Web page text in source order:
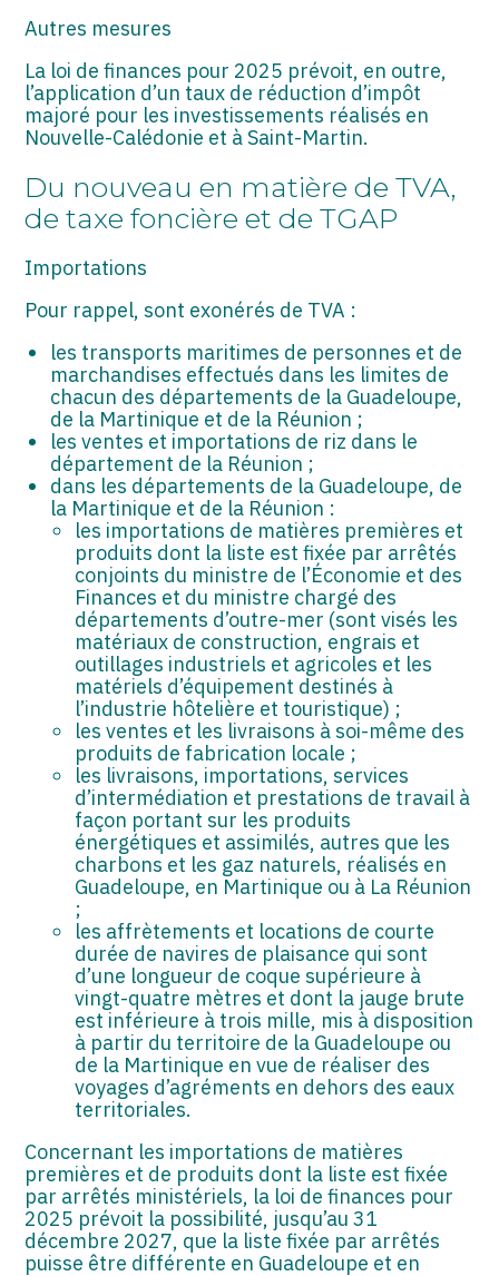
Autres mesures
La loi de finances pour 2025 prévoit, en outre,
l’application d’un taux de réduction d’impôt
majoré pour les investissements réalisés en
Nouvelle-Calédonie et à Saint-Martin.
Du nouveau en matière de TVA,
de taxe foncière et de TGAP
Importations
Pour rappel, sont exonérés de TVA :
les transports maritimes de personnes et de
marchandises effectués dans les limites de
chacun des départements de la Guadeloupe,
de la Martinique et de la Réunion ;
les ventes et importations de riz dans le
département de la Réunion ;
dans les départements de la Guadeloupe, de
la Martinique et de la Réunion :
les importations de matières premières et
produits dont la liste est fixée par arrêtés
conjoints du ministre de l’Économie et des
Finances et du ministre chargé des
départements d’outre-mer (sont visés les
matériaux de construction, engrais et
outillages industriels et agricoles et les
matériels d’équipement destinés à
l’industrie hôtelière et touristique) ;
les ventes et les livraisons à soi-même des
produits de fabrication locale ;
les livraisons, importations, services
d’intermédiation et prestations de travail à
façon portant sur les produits
énergétiques et assimilés, autres que les
charbons et les gaz naturels, réalisés en
Guadeloupe, en Martinique ou à La Réunion
;
les affrètements et locations de courte
durée de navires de plaisance qui sont
d’une longueur de coque supérieure à
vingt-quatre mètres et dont la jauge brute
est inférieure à trois mille, mis à disposition
à partir du territoire de la Guadeloupe ou
de la Martinique en vue de réaliser des
voyages d’agréments en dehors des eaux
territoriales.
Concernant les importations de matières
premières et de produits dont la liste est fixée
par arrêtés ministériels, la loi de finances pour
2025 prévoit la possibilité, jusqu’au 31
décembre 2027, que la liste fixée par arrêtés
puisse être différente en Guadeloupe et en